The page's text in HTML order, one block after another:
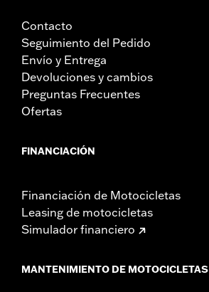
Contacto
Seguimiento del Pedido
Envío y Entrega
Devoluciones y cambios
Preguntas Frecuentes
Ofertas
FINANCIACIÓN
Financiación de Motocicletas
Leasing de motocicletas
Simulador financiero
MANTENIMIENTO DE MOTOCICLETAS